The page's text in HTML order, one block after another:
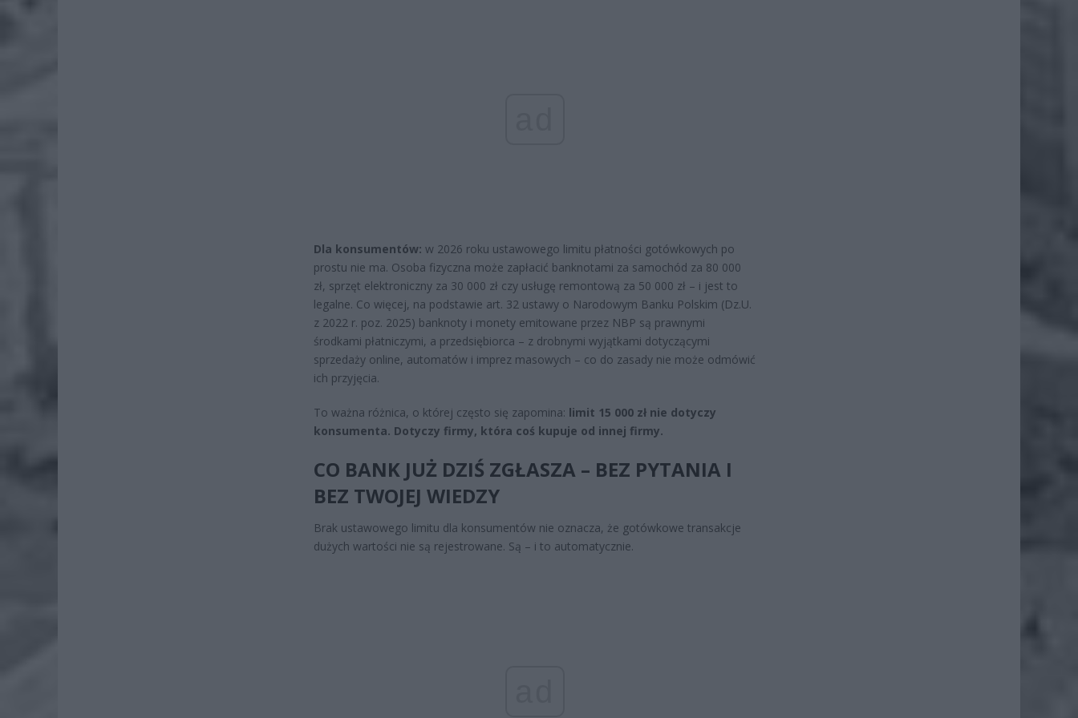
Dla konsumentów: w 2026 roku ustawowego limitu płatności gotówkowych po
prostu nie ma. Osoba fizyczna może zapłacić banknotami za samochód za 80 000
zł, sprzęt elektroniczny za 30 000 zł czy usługę remontową za 50 000 zł – i jest to
legalne. Co więcej, na podstawie art. 32 ustawy o Narodowym Banku Polskim (Dz.U.
z 2022 r. poz. 2025) banknoty i monety emitowane przez NBP są prawnymi
środkami płatniczymi, a przedsiębiorca – z drobnymi wyjątkami dotyczącymi
sprzedaży online, automatów i imprez masowych – co do zasady nie może odmówić
ich przyjęcia.
To ważna różnica, o której często się zapomina: limit 15 000 zł nie dotyczy
konsumenta. Dotyczy firmy, która coś kupuje od innej firmy.
CO BANK JUŻ DZIŚ ZGŁASZA – BEZ PYTANIA I
BEZ TWOJEJ WIEDZY
Brak ustawowego limitu dla konsumentów nie oznacza, że gotówkowe transakcje
dużych wartości nie są rejestrowane. Są – i to automatycznie.